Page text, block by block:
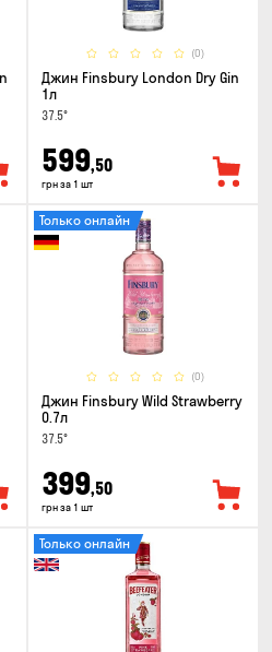
(0)
Джин Finsbury London Dry Gin
1л
37.5°
599,50
грн за 1 шт
(0)
Только онлайн
Джин Finsbury Wild Strawberry
0.7л
37.5°
399,50
грн за 1 шт
Только онлайн